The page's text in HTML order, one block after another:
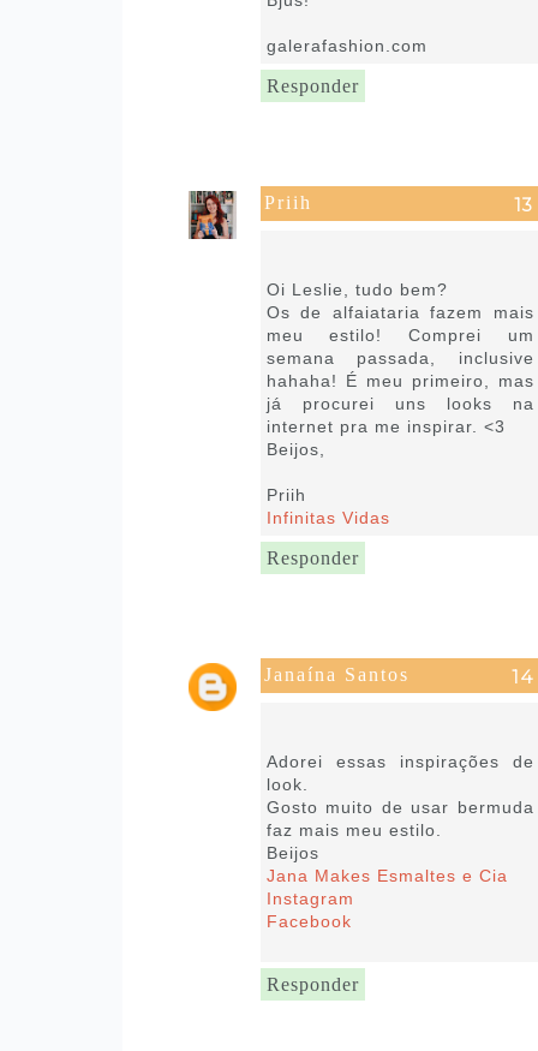
galerafashion.com
Responder
Priih
Oi Leslie, tudo bem?
Os de alfaiataria fazem mais
meu estilo! Comprei um
semana passada, inclusive
hahaha! É meu primeiro, mas
já procurei uns looks na
internet pra me inspirar. <3
Beijos,
Priih
Infinitas Vidas
Responder
Janaína Santos
Adorei essas inspirações de
look.
Gosto muito de usar bermuda
faz mais meu estilo.
Beijos
Jana Makes Esmaltes e Cia
Instagram
Facebook
Responder